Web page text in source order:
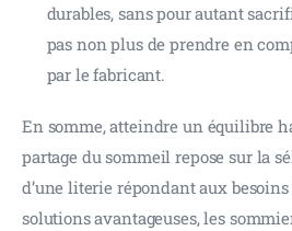
durables, sans pour autant
pas non plus de prendre en
par le fabricant.
En somme, atteindre un équilibre
partage du sommeil repose sur la
d’une literie répondant aux
solutions avantageuses, les